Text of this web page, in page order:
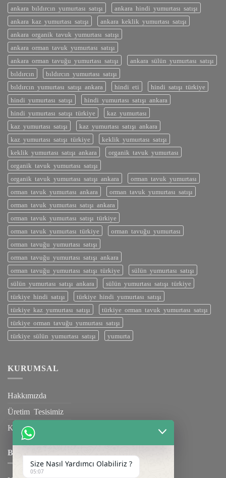
ankara bıldırcın yumurtası satışı
ankara hindi yumurtası satışı
ankara kaz yumurtası satışı
ankara keklik yumurtası satışı
ankara organik tavuk yumurtası satışı
ankara orman tavuk yumurtası satışı
ankara orman tavuğu yumurtası satışı
ankara sülün yumurtası satışı
bıldırcın
bıldırcın yumurtası satışı
bıldırcın yumurtası satışı ankara
hindi eti
hindi satışı türkiye
hindi yumurtası satışı
hindi yumurtası satışı ankara
hindi yumurtası satışı türkiye
kaz yumurtası
kaz yumurtası satışı
kaz yumurtası satışı ankara
kaz yumurtası satışı türkiye
keklik yumurtası satışı
keklik yumurtası satışı ankara
organik tavuk yumurtası
organik tavuk yumurtası satışı
organik tavuk yumurtası satışı ankara
orman tavuk yumurtası
orman tavuk yumurtası ankara
orman tavuk yumurtası satışı
orman tavuk yumurtası satışı ankara
orman tavuk yumurtası satışı türkiye
orman tavuk yumurtası türkiye
orman tavuğu yumurtası
orman tavuğu yumurtası satışı
orman tavuğu yumurtası satışı ankara
orman tavuğu yumurtası satışı türkiye
sülün yumurtası satışı
sülün yumurtası satışı ankara
sülün yumurtası satışı türkiye
türkiye hindi satışı
türkiye hindi yumurtası satışı
türkiye kaz yumurtası satışı
türkiye orman tavuk yumurtası satışı
türkiye orman tavuğu yumurtası satışı
türkiye sülün yumurtası satışı
yumurta
KURUMSAL
Hakkımızda
Üretim Tesisimiz
Kalite Belgelerimiz
BILGILENDIRME
Size Nasıl Yardımcı Olabiliriz ?
05:07